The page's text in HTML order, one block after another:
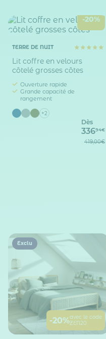
-20%
TERRE DE NUIT
Lit coffre en velours
côtelé grosses côtes
Ouverture rapide
Grande capacité de
rangement
+2
Dès
33694€
419,00€
Exclu
-20%avec le code
ZEN20